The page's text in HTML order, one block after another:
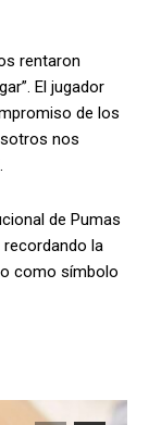
rentaron
El jugador
de los
nos
de Pumas
recordando la
como símbolo